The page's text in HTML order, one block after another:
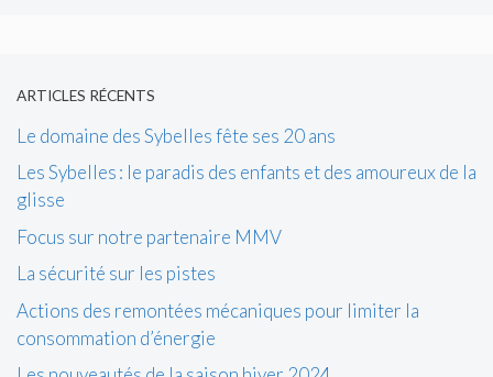
ARTICLES RÉCENTS
Le domaine des Sybelles fête ses 20 ans
Les Sybelles : le paradis des enfants et des amoureux de la
glisse
Focus sur notre partenaire MMV
La sécurité sur les pistes
Actions des remontées mécaniques pour limiter la
consommation d’énergie